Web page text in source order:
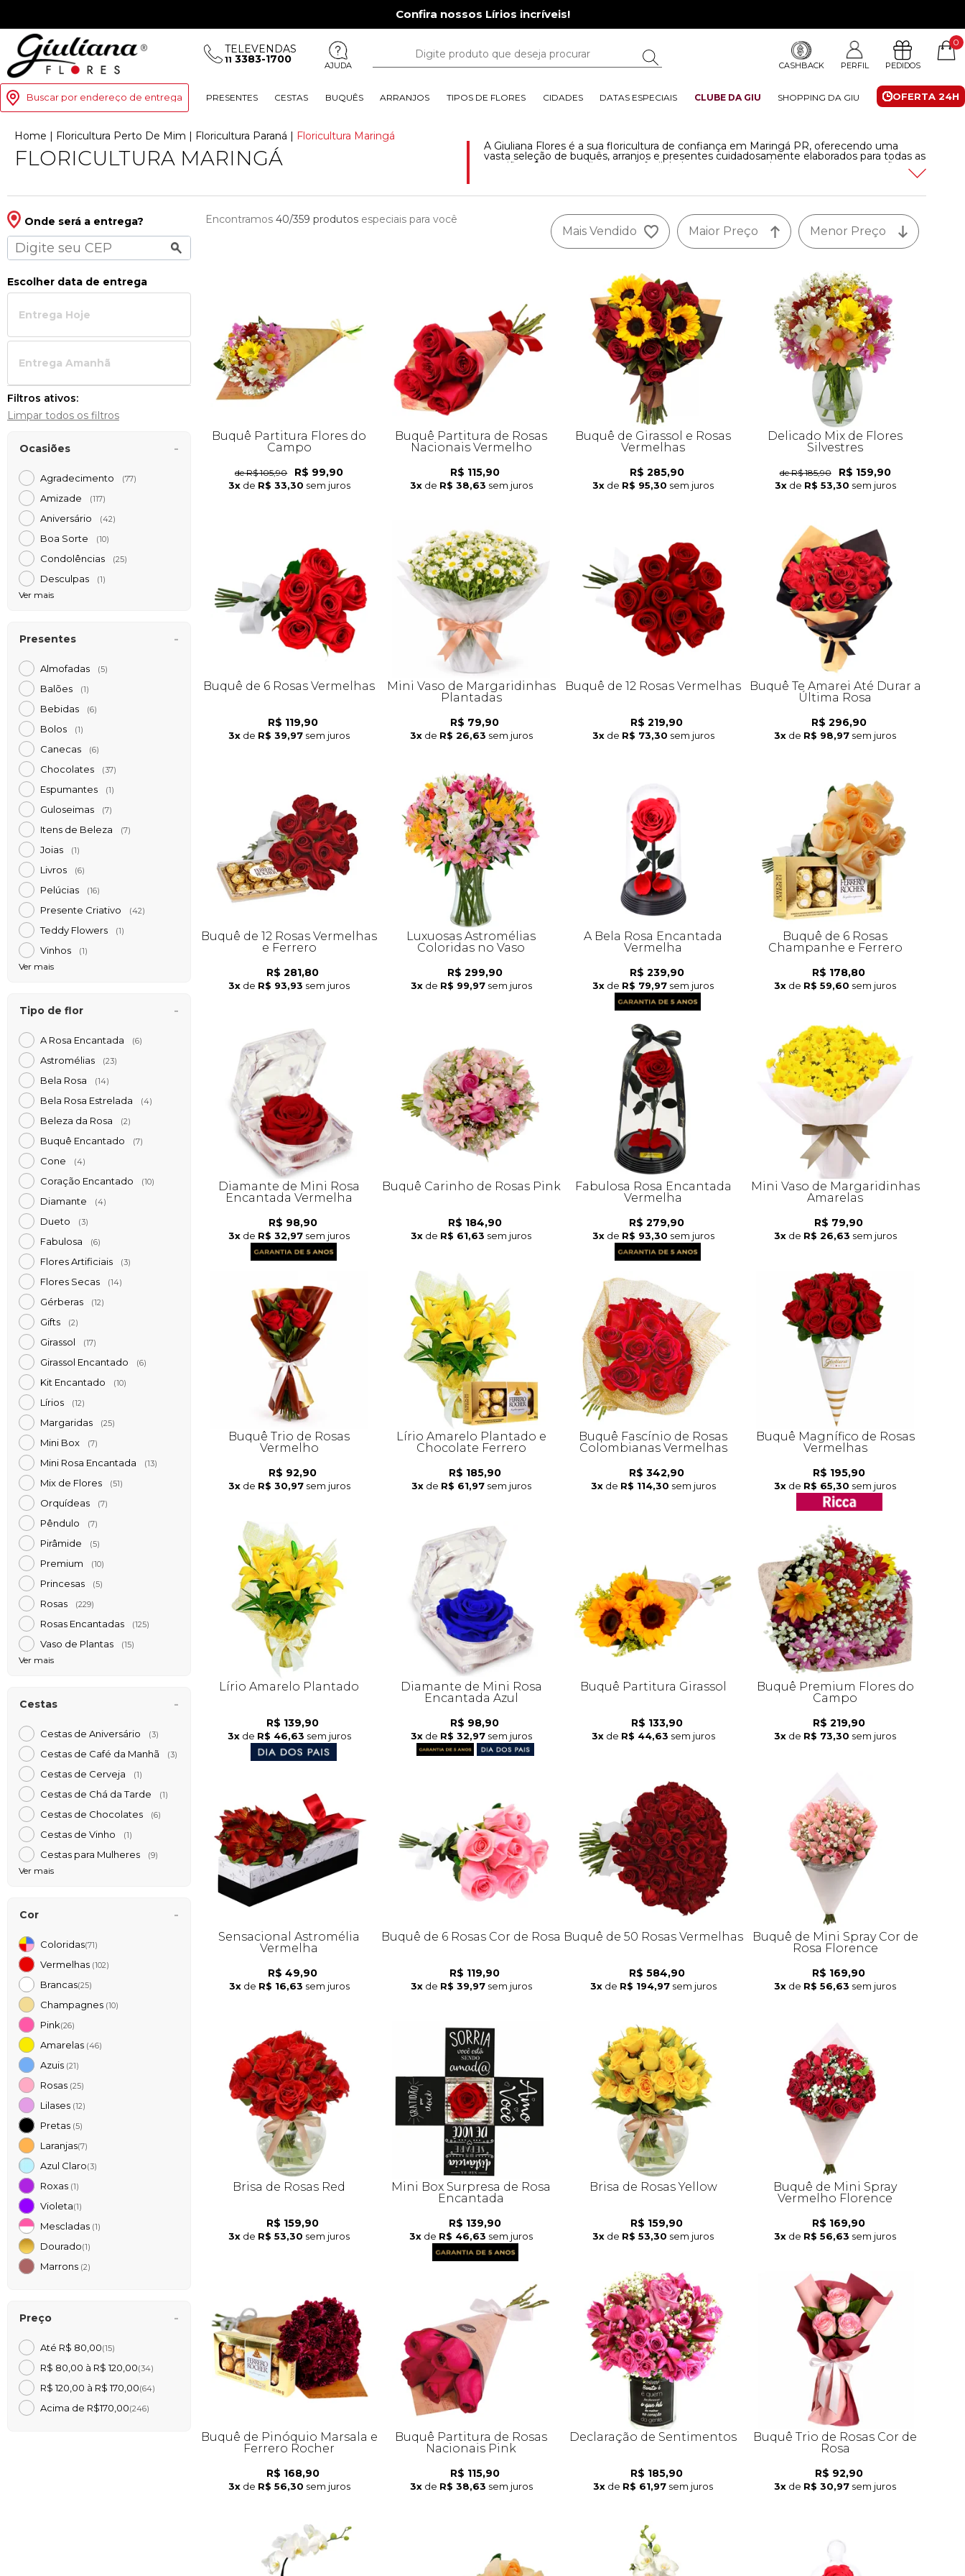
Confira nossos Lírios incríveis!
TELEVENDAS
11 3383-1700 AJUDA CASHBACK PERFIL PEDIDOS
0
Buscar por endereço de entrega OFERTA 24H
PRESENTES CESTAS BUQUÊS ARRANJOS TIPOS DE FLORES CIDADES DATAS ESPECIAIS CLUBE DA GIU SHOPPING DA GIU
Home | Floricultura Perto De Mim | Floricultura Paran | Floricultura Maring
FLORICULTURA MARINGÁ A Giuliana Flores é a sua floricultura de confiança em Maringá PR, oferecendo uma
vasta seleção de buquês, arranjos e presentes cuidadosamente elaborados para todas as
ocasiões. Compre online com a facilidade e a segurança de quem entrega emoções,
garantindo flores frescas e a alegria de surpreender quem você ama em Maringá com a
Onde será a entrega?
Escolher data de entrega
Entrega Hoje
Entrega Amanh
Filtros ativos:
Limpar todos os filtros
Ocasiões
Agradecimento (77)
Amizade (117)
Aniversário (42)
Boa Sorte (10)
Condolências (25)
Desculpas (1)
Ver mais
Presentes
Almofadas (5)
Balões (1)
Bebidas (6)
Bolos (1)
Canecas (6)
Chocolates (37)
Espumantes (1)
Guloseimas (7)
Itens de Beleza (7)
Joias (1)
Livros (6)
Pelúcias (16)
Presente Criativo (42)
Teddy Flowers (1)
Vinhos (1)
Ver mais
Tipo de flor
A Rosa Encantada (6)
Astromélias (23)
Bela Rosa (14)
Bela Rosa Estrelada (4)
Beleza da Rosa (2)
Buquê Encantado (7)
Cone (4)
Coração Encantado (10)
Diamante (4)
Dueto (3)
Fabulosa (6)
Flores Artificiais (3)
Flores Secas (14)
Gérberas (12)
Gifts (2)
Girassol (17)
Girassol Encantado (6)
Kit Encantado (10)
Lírios (12)
Margaridas (25)
Mini Box (7)
Mini Rosa Encantada (13)
Mix de Flores (51)
Orquídeas (7)
Pêndulo (7)
Pirâmide (5)
Premium (10)
Princesas (5)
Rosas (229)
Rosas Encantadas (125)
Vaso de Plantas (15)
Ver mais
Cestas
Cestas de Aniversário (3)
Cestas de Café da Manh (3)
Cestas de Cerveja (1)
Cestas de Chá da Tarde (1)
Cestas de Chocolates (6)
Cestas de Vinho (1)
Cestas para Mulheres (9)
Ver mais
Cor
Coloridas(71)
Vermelhas (102)
Brancas(25)
Champagnes (10)
Pink(26)
Amarelas (46)
Azuis (21)
Rosas (25)
Lilases (12)
Pretas (5)
Laranjas(7)
Azul Claro(3)
Roxas (1)
Violeta(1)
Mescladas (1)
Dourado(1)
Marrons (2)
Preço
Até R$ 80,00(15)
R$ 80,00 à R$ 120,00(34)
R$ 120,00 à R$ 170,00(64)
Acima de R$170,00(246)
Menor Preço
Maior Preço
Mais Vendido
Encontramos 40/359 produtos especiais para você
Buquê Partitura Flores do
Campo
de R$ 105,90 R$ 99,90
3x de R$ 33,30 sem juros
Buquê Partitura de Rosas
Nacionais Vermelho
R$ 115,90
3x de R$ 38,63 sem juros
Buquê de Girassol e Rosas
Vermelhas
R$ 285,90
3x de R$ 95,30 sem juros
Delicado Mix de Flores
Silvestres
de R$ 185,90 R$ 159,90
3x de R$ 53,30 sem juros
Buquê de 6 Rosas Vermelhas
R$ 119,90
3x de R$ 39,97 sem juros
Mini Vaso de Margaridinhas
Plantadas
R$ 79,90
3x de R$ 26,63 sem juros
Buquê de 12 Rosas Vermelhas
R$ 219,90
3x de R$ 73,30 sem juros
Buquê Te Amarei Até Durar a
Última Rosa
R$ 296,90
3x de R$ 98,97 sem juros
Buquê de 12 Rosas Vermelhas
e Ferrero
R$ 281,80
3x de R$ 93,93 sem juros
Luxuosas Astromélias
Coloridas no Vaso
R$ 299,90
3x de R$ 99,97 sem juros
A Bela Rosa Encantada
Vermelha
R$ 239,90
3x de R$ 79,97 sem juros
Buquê de 6 Rosas
Champanhe e Ferrero
R$ 178,80
3x de R$ 59,60 sem juros
Diamante de Mini Rosa
Encantada Vermelha
R$ 98,90
3x de R$ 32,97 sem juros
Buquê Carinho de Rosas Pink
R$ 184,90
3x de R$ 61,63 sem juros
Fabulosa Rosa Encantada
Vermelha
R$ 279,90
3x de R$ 93,30 sem juros
Mini Vaso de Margaridinhas
Amarelas
R$ 79,90
3x de R$ 26,63 sem juros
Buquê Trio de Rosas
Vermelho
R$ 92,90
3x de R$ 30,97 sem juros
Lírio Amarelo Plantado e
Chocolate Ferrero
R$ 185,90
3x de R$ 61,97 sem juros
Buquê Fascínio de Rosas
Colombianas Vermelhas
R$ 342,90
3x de R$ 114,30 sem juros
Buquê Magnífico de Rosas
Vermelhas
R$ 195,90
3x de R$ 65,30 sem juros
Lírio Amarelo Plantado
R$ 139,90
3x de R$ 46,63 sem juros
Diamante de Mini Rosa
Encantada Azul
R$ 98,90
3x de R$ 32,97 sem juros
Buquê Partitura Girassol
R$ 133,90
3x de R$ 44,63 sem juros
Buquê Premium Flores do
Campo
R$ 219,90
3x de R$ 73,30 sem juros
Sensacional Astromélia
Vermelha
R$ 49,90
3x de R$ 16,63 sem juros
Buquê de 6 Rosas Cor de Rosa
R$ 119,90
3x de R$ 39,97 sem juros
Buquê de 50 Rosas Vermelhas
R$ 584,90
3x de R$ 194,97 sem juros
Buquê de Mini Spray Cor de
Rosa Florence
R$ 169,90
3x de R$ 56,63 sem juros
Brisa de Rosas Red
R$ 159,90
3x de R$ 53,30 sem juros
Mini Box Surpresa de Rosa
Encantada
R$ 139,90
3x de R$ 46,63 sem juros
Brisa de Rosas Yellow
R$ 159,90
3x de R$ 53,30 sem juros
Buquê de Mini Spray
Vermelho Florence
R$ 169,90
3x de R$ 56,63 sem juros
Buquê de Pinóquio Marsala e
Ferrero Rocher
R$ 168,90
3x de R$ 56,30 sem juros
Buquê Partitura de Rosas
Nacionais Pink
R$ 115,90
3x de R$ 38,63 sem juros
Declaração de Sentimentos
R$ 185,90
3x de R$ 61,97 sem juros
Buquê Trio de Rosas Cor de
Rosa
R$ 92,90
3x de R$ 30,97 sem juros